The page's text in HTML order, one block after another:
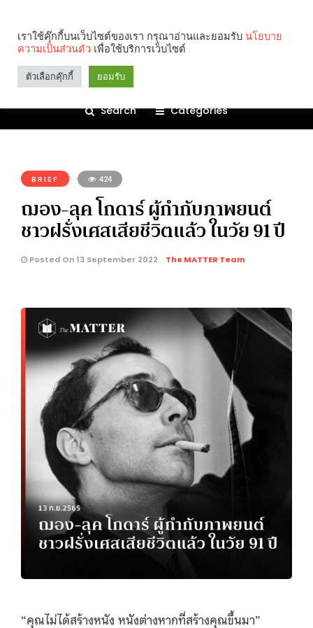
Search Categories
BRIEF 424
ฌอง-ลุค โกดาร์ ผู้กำกับภาพยนต์
ชาวฝรั่งเศสเสียชีวิตแล้ว ในวัย 91 ปี
Posted On 13 September 2022 The MATTER Team
“คุณไม่ได้สร้างหนัง หนังต่างหากที่สร้างคุณขึ้นมา”
เราใช้คุ๊กกี้บนเว็บไซต์ของเรา กรุณาอ่านและยอมรับ นโยบาย
ความเป็นส่วนตัว เพื่อใช้บริการเว็บไซต์
ตัวเลือกคุ๊กกี้ ยอมรับ